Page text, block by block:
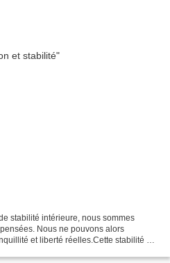
stabilité intérieure, nous sommes
Nous ne pouvons alors
et liberté réelles.Cette stabilité ne